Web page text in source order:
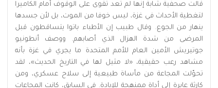
قالت صحفية شابة إنها لم تعد تقوى على الوقوف أمام الكاميرا
لتغطية الأحداث في غزة، ليس خوفا من الموت، بل لأن جسدها
ينهار من الجوع. وقال طبيب إن الأطباء باتوا يتساقطون قبل
المرضى من شدة الهزال الذي أصابهم. ووصف أنطونيو
جوتيريش الأمين العام للأمم المتحدة ما يجري في غزة بأنه
مشاهد رعب حقيقية، «لا مثيل لها في التاريخ الحديث»، لقد
تحوّلت المجاعة من مأساة طبيعية إلى سلاح عسكري، ومن
كارثة عابرة إلى أداة ممنهجة للإبادة. في السابق، كانت المجاعات